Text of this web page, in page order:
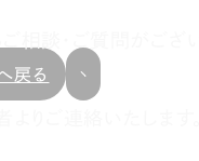
戻る